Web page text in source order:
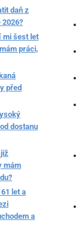
daň z
2026?
mi šest let
práci,
před
dostanu
mám
let a
a